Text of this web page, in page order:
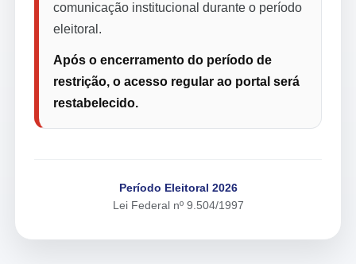
comunicação institucional durante o período
eleitoral.
Após o encerramento do período de
restrição, o acesso regular ao portal será
restabelecido.
Período Eleitoral 2026
Lei Federal nº 9.504/1997